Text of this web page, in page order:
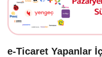
e-Ticaret Yapanlar